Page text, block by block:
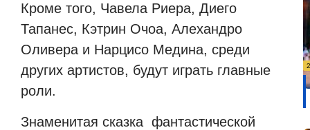
Кроме того, Чавела Риера, Диего
Тапанес, Кэтрин Очоа, Алехандро
Оливера и Нарцисо Медина, среди
других артистов, будут играть главные
роли.
Знаменитая сказка фантастической